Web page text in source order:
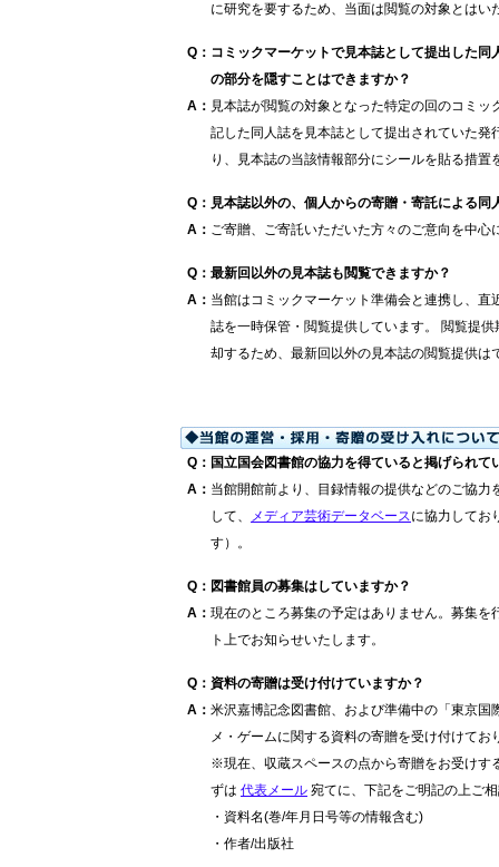
に研究を要するため、当面は閲覧の対象とはい
Q ： コミックマーケットで見本誌として提出した
の部分を隠すことはできますか？
A ： 見本誌が閲覧の対象となった特定の回のコミ
記した同人誌を見本誌として提出されていた
り、見本誌の当該情報部分にシールを貼る措置
Q ： 見本誌以外の、個人からの寄贈・寄託による
A ： ご寄贈、ご寄託いただいた方々のご意向を中
Q ： 最新回以外の見本誌も閲覧できますか？
A ： 当館はコミックマーケット準備会と連携し、
誌を一時保管・閲覧提供しています。 閲覧提
却するため、最新回以外の見本誌の閲覧提供は
Q ： 国立国会図書館の協力を得ていると掲げられ
A ： 当館開館前より、目録情報の提供などのご協
して、
メディア芸術データベースに協力してお
す）。
Q ： 図書館員の募集はしていますか？
A ： 現在のところ募集の予定はありません。募集
ト上でお知らせいたします。
Q ： 資料の寄贈は受け付けていますか？
A ： 米沢嘉博記念図書館、および準備中の「東京
メ・ゲームに関する資料の寄贈を受け付けてお
※現在、収蔵スペースの点から寄贈をお受けす
ずは 代表メール 宛てに、下記をご明記の上ご
・資料名(巻/年月日号等の情報含む)
・作者/出版社